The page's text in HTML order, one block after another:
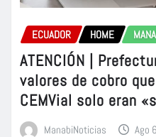
ECUADOR HOME
ATENCIÓN |
valores de cobro
CEMVial solo eran
ManabiNoticias Ago